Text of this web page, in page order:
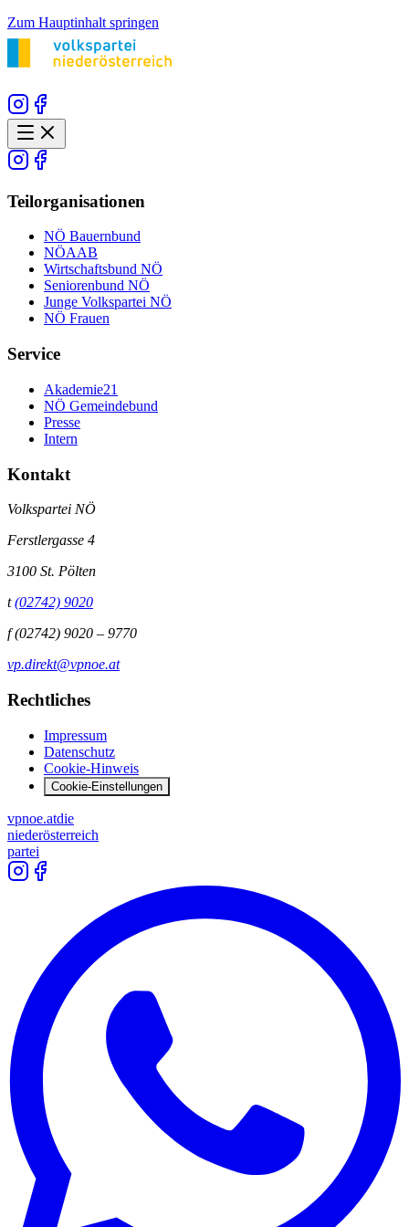
Zum Hauptinhalt springen
Teilorganisationen
NÖ Bauernbund
NÖAAB
Wirtschaftsbund NÖ
Seniorenbund NÖ
Junge Volkspartei NÖ
NÖ Frauen
Service
Akademie21
NÖ Gemeindebund
Presse
Intern
Kontakt
Volkspartei NÖ
Ferstlergasse 4
3100 St. Pölten
t (02742) 9020
f (02742) 9020 – 9770
vp.direkt@vpnoe.at
Rechtliches
Impressum
Datenschutz
Cookie-Hinweis
Cookie-Einstellungen
vpnoe.atdie
niederösterreich
partei